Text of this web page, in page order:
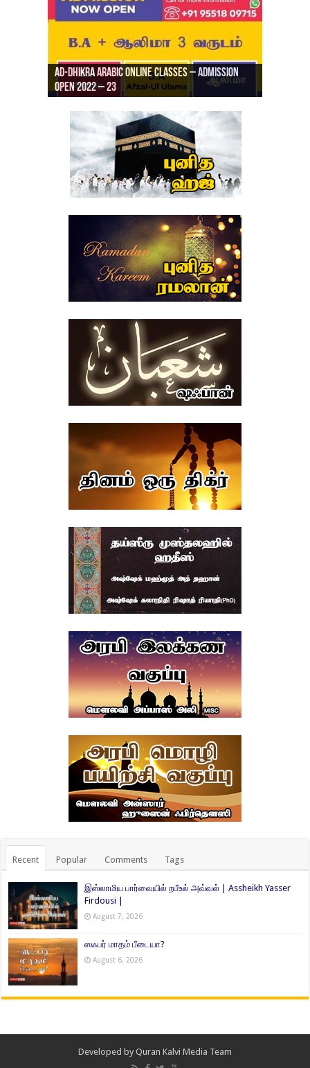
Ad-Dhikra Arabic Online Classes – Admission
Open 2022 – 23
Ad-Dhikra Arabic Online Classes – BA Arabic
AD DHIKRA ARABIC COLLEGE ADMISSION
ரியாத் ஜும்ஆ தமிழாக்கம், Jamia Al Hajiri
Masjid (Kuwait Masjid), Malaz, Riyadh
Recent Popular Comments Tags
இஸ்லாமிய பார்வையில் றபீஉல் அவ்வல் | Assheikh Yasser
Firdousi |
August 7, 2026
ஸஃபர் மாதம் பீடையா?
August 6, 2026
Developed by Quran Kalvi Media Team